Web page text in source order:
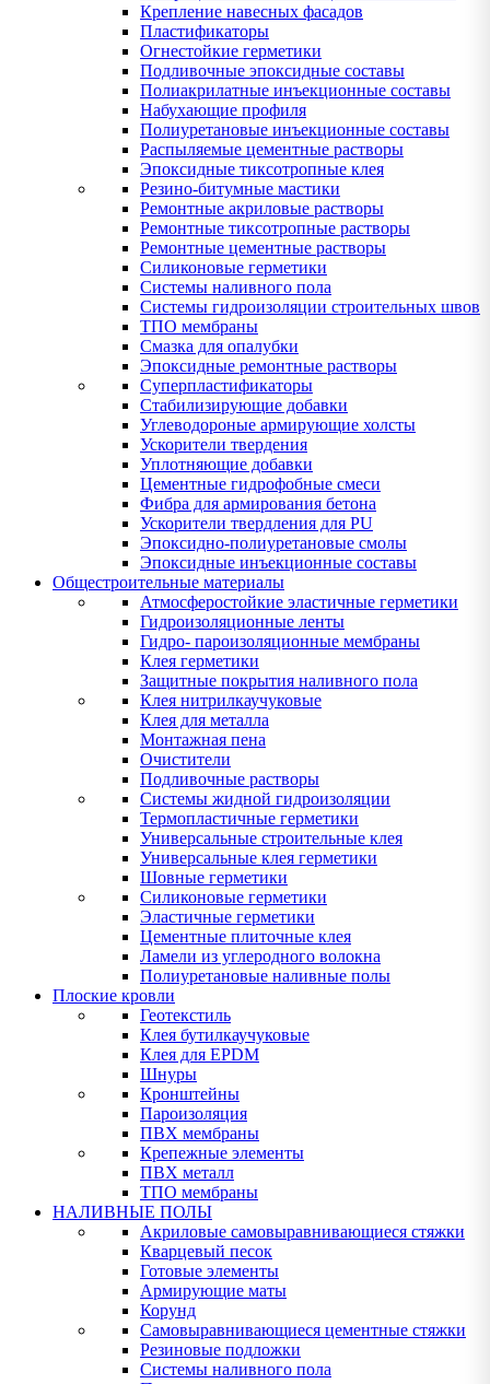
Крепление навесных фасадов
Пластификаторы
Огнестойкие герметики
Подливочные эпоксидные составы
Полиакрилатные инъекционные составы
Набухающие профиля
Полиуретановые инъекционные составы
Распыляемые цементные растворы
Эпоксидные тиксотропные клея
Резино-битумные мастики
Ремонтные акриловые растворы
Ремонтные тиксотропные растворы
Ремонтные цементные растворы
Силиконовые герметики
Системы наливного пола
Системы гидроизоляции строительных швов
ТПО мембраны
Смазка для опалубки
Эпоксидные ремонтные растворы
Суперпластификаторы
Стабилизирующие добавки
Углеводороные армирующие холсты
Ускорители твердения
Уплотняющие добавки
Цементные гидрофобные смеси
Фибра для армирования бетона
Ускорители твердления для PU
Эпоксидно-полиуретановые смолы
Эпоксидные инъекционные составы
Общестроительные материалы
Атмосферостойкие эластичные герметики
Гидроизоляционные ленты
Гидро- пароизоляционные мембраны
Клея герметики
Защитные покрытия наливного пола
Клея нитрилкаучуковые
Клея для металла
Монтажная пена
Очистители
Подливочные растворы
Системы жидной гидроизоляции
Термопластичные герметики
Универсальные строительные клея
Универсальные клея герметики
Шовные герметики
Силиконовые герметики
Эластичные герметики
Цементные плиточные клея
Ламели из углеродного волокна
Полиуретановые наливные полы
Плоские кровли
Геотекстиль
Клея бутилкаучуковые
Клея для EPDM
Шнуры
Кронштейны
Пароизоляция
ПВХ мембраны
Крепежные элементы
ПВХ металл
ТПО мембраны
НАЛИВНЫЕ ПОЛЫ
Акриловые самовыравнивающиеся стяжки
Кварцевый песок
Готовые элементы
Армирующие маты
Корунд
Самовыравнивающиеся цементные стяжки
Резиновые подложки
Системы наливного пола